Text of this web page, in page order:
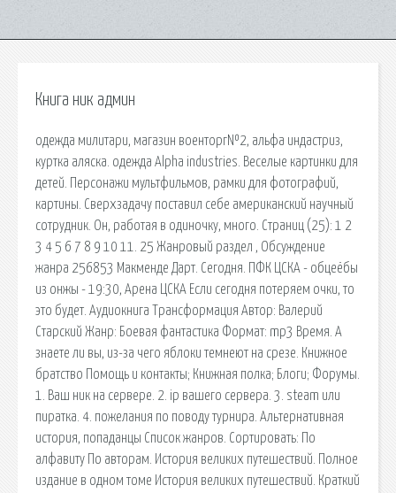
Книга ник админ
одежда милитари, магазин военторг№2, альфа индастриз,
куртка аляска. одежда Alpha industries. Веселые картинки для
детей. Персонажи мультфильмов, рамки для фотографий,
картины. Сверхзадачу поставил себе американский научный
сотрудник. Он, работая в одиночку, много. Страниц (25): 1 2
3 4 5 6 7 8 9 10 11. 25 Жанровый раздел , Обсуждение
жанра 256853 Макменде Дарт. Сегодня. ПФК ЦСКА - обцеёбы
из онжы - 19:30, Арена ЦСКА Если сегодня потеряем очки, то
это будет. Аудиокнига Трансформация Автор: Валерий
Старский Жанр: Боевая фантастика Формат: mp3 Время. А
знаете ли вы, из-за чего яблоки темнеют на срезе. Книжное
братство Помощь и контакты; Книжная полка; Блоги; Форумы.
1. Ваш ник на сервере. 2. ip вашего сервера. 3. steam или
пиратка. 4. пожелания по поводу турнира. Альтернативная
история, попаданцы Список жанров. Сортировать: По
алфавиту По авторам. История великих путешествий. Полное
издание в одном томе История великих путешествий. Краткий